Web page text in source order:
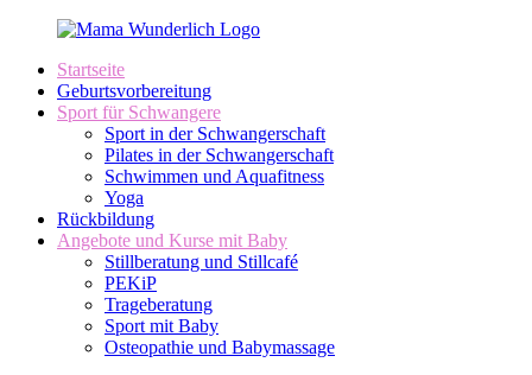
Zurück
Inhalt
MamaWunderlich.de
Mutti
sein
wunderbar!
Startseite
Geburtsvorbereitung
Sport für Schwangere
Sport in der Schwangerschaft
Pilates in der Schwangerschaft
Schwimmen und Aquafitness
Yoga
Rückbildung
Angebote und Kurse mit Baby
Stillberatung und Stillcafé
PEKiP
Trageberatung
Sport mit Baby
Osteopathie und Babymassage